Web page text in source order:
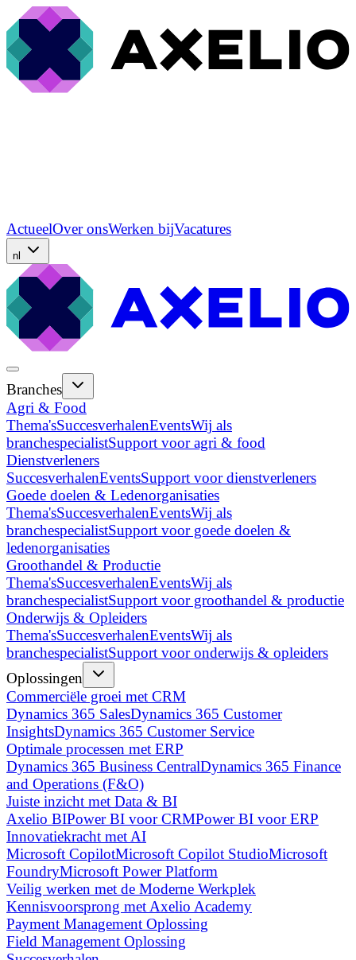
ActueelOver onsWerken bijVacatures
nl
Branches
Agri & Food
Thema'sSuccesverhalenEventsWij als
branchespecialistSupport voor agri & food
Dienstverleners
SuccesverhalenEventsSupport voor dienstverleners
Goede doelen & Ledenorganisaties
Thema'sSuccesverhalenEventsWij als
branchespecialistSupport voor goede doelen &
ledenorganisaties
Groothandel & Productie
Thema'sSuccesverhalenEventsWij als
branchespecialistSupport voor groothandel & productie
Onderwijs & Opleiders
Thema'sSuccesverhalenEventsWij als
branchespecialistSupport voor onderwijs & opleiders
Oplossingen
Commerciële groei met CRM
Dynamics 365 SalesDynamics 365 Customer
InsightsDynamics 365 Customer Service
Optimale processen met ERP
Dynamics 365 Business CentralDynamics 365 Finance
and Operations (F&O)
Juiste inzicht met Data & BI
Axelio BIPower BI voor CRMPower BI voor ERP
Innovatiekracht met AI
Microsoft CopilotMicrosoft Copilot StudioMicrosoft
FoundryMicrosoft Power Platform
Veilig werken met de Moderne Werkplek
Kennisvoorsprong met Axelio Academy
Payment Management Oplossing
Field Management Oplossing